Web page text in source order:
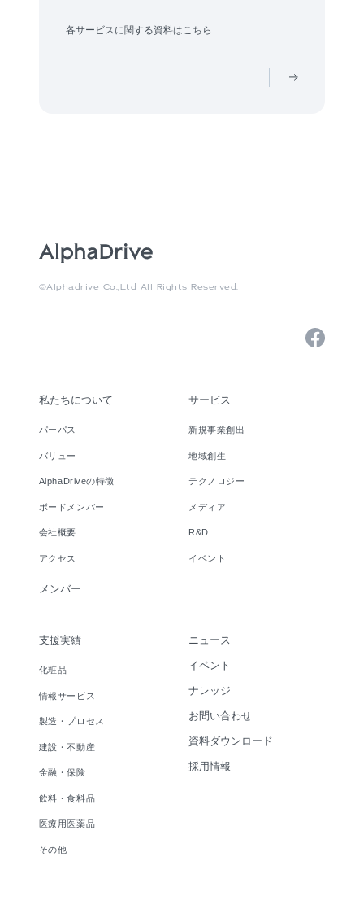
各サービスに関する資料はこちら
©Alphadrive Co.,Ltd All Rights Reserved.
私たちについて
パーパス
バリュー
AlphaDriveの特徴
ボードメンバー
会社概要
アクセス
メンバー
サービス
新規事業創出
地域創生
テクノロジー
メディア
R&D
イベント
支援実績
化粧品
情報サービス
製造・プロセス
建設・不動産
金融・保険
飲料・食料品
医療用医薬品
その他
ニュース
イベント
ナレッジ
お問い合わせ
資料ダウンロード
採用情報